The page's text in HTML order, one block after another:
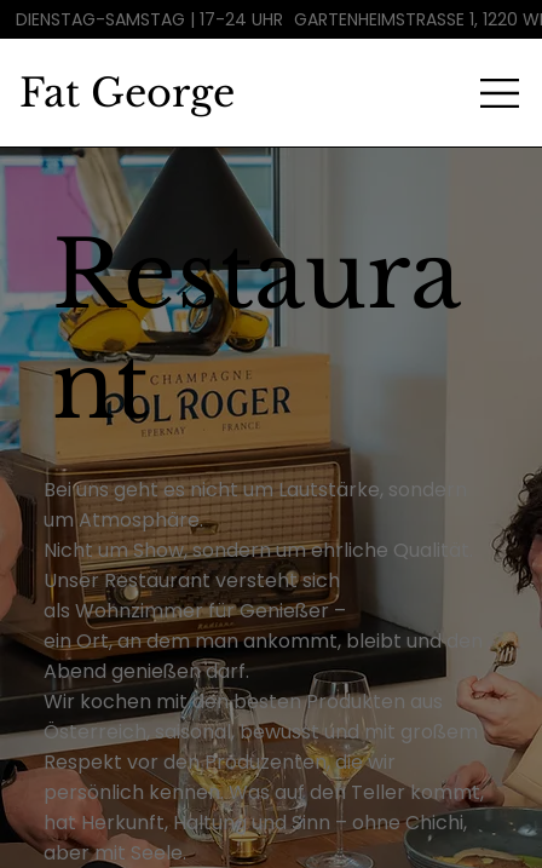
Fat George
DIENSTAG-SAMSTAG | 17-24 UHR GARTENHEIMSTRASSE 1, 1220
Restaura
nt
Bei uns geht es nicht um Lautstärke, sondern
um Atmosphäre.
Nicht um Show, sondern um ehrliche Qualität.
Unser Restaurant versteht sich
als Wohnzimmer für Genießer –
ein Ort, an dem man ankommt, bleibt und den
Abend genießen darf.
Wir kochen mit den besten Produkten aus
Österreich, saisonal, bewusst und mit großem
Respekt vor den Produzenten, die wir
persönlich kennen. Was auf den Teller kommt,
hat Herkunft, Haltung und Sinn – ohne Chichi,
aber mit Seele.